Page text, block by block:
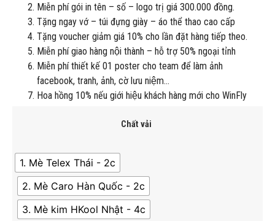
Miễn phí gói in tên – số – logo trị giá 300.000 đồng.
Tặng ngay vớ – túi đựng giày – áo thể thao cao cấp
Tặng voucher giảm giá 10% cho lần đặt hàng tiếp theo.
Miễn phí giao hàng nội thành – hỗ trợ 50% ngoại tỉnh
Miễn phí thiết kế 01 poster cho team để làm ảnh
facebook, tranh, ảnh, cờ lưu niệm…
Hoa hồng 10% nếu giới hiệu khách hàng mới cho WinFly
Chất vải
1. Mè Telex Thái - 2c
2. Mè Caro Hàn Quốc - 2c
3. Mè kim HKool Nhật - 4c